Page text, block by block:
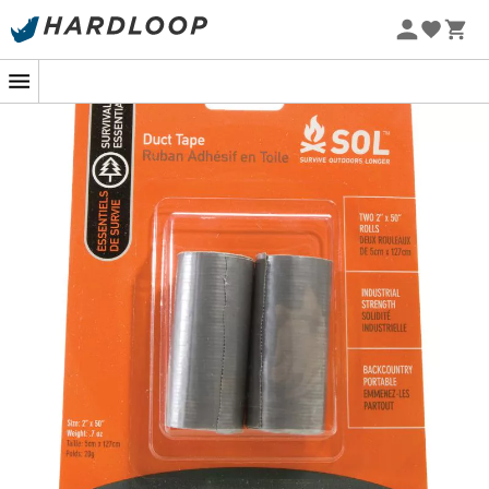
Promoções de verão 🔥 -5% EXTRA a partir de 2 produtos*
Altra
Millet
Helly Hansen
Barbour
New balance
Birkenstock
Petzl
Calçado, vestuário e equipamento:
mais categorias
Casacos penas mulher
Parkas mulher
Polars mulher
Casacos penas homem
Parkas homem
Polars de criança
Botas de chuva Aigle para
criança
Polars Patagonia
Casacos penas Pyrenex
Casacos Helly Hansen